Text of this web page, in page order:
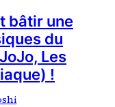
bâtir une
du
Les
!